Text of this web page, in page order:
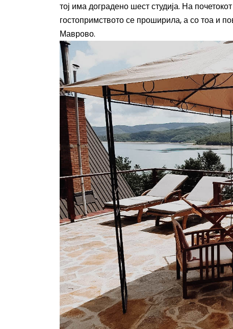
тој има доградено шест студија. На
гостопримството се проширила, а со тоа и
Маврово.